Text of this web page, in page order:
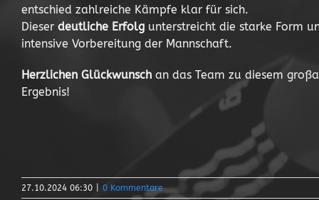
entschied zahlreiche Kämpfe klar für sich.
Dieser deutliche Erfolg unterstreicht die starke Form
intensive Vorbereitung der Mannschaft.
Herzlichen Glückwunsch an das Team zu diesem
Ergebnis!
27.10.2024 06:30 0 Kommentare